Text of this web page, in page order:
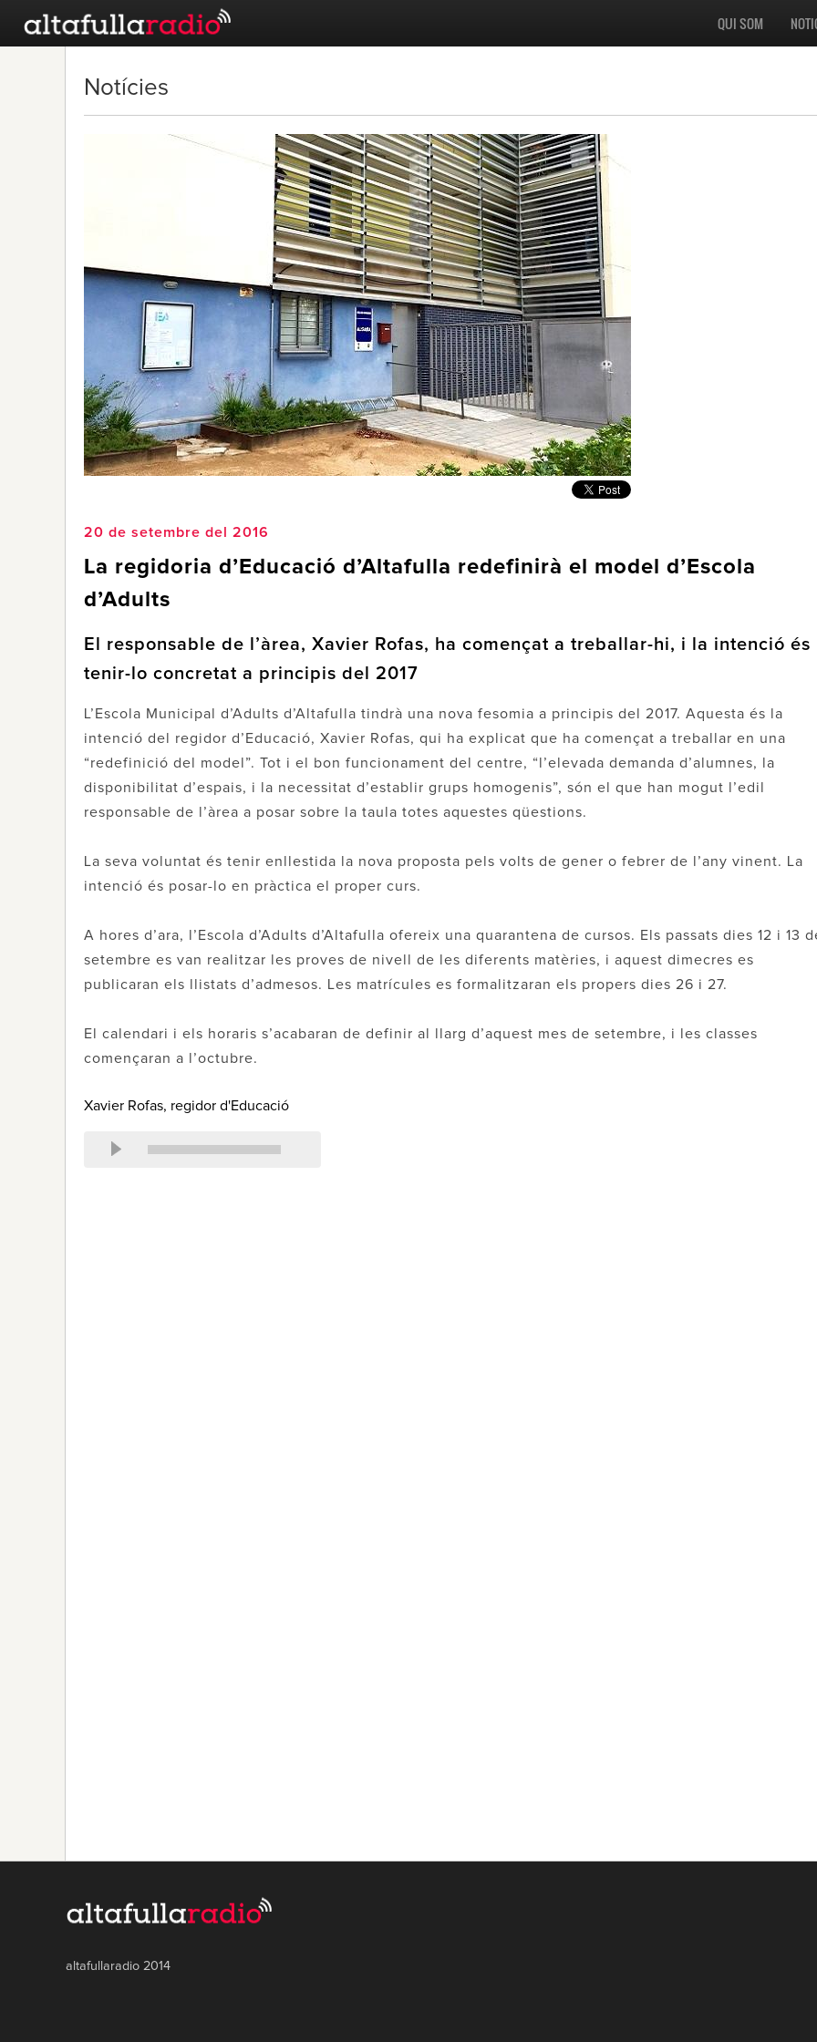
QUI SOM
Notícies
20 de setembre del 2016
La regidoria d’Educació d’Altafulla redefinirà el model d’Escola
d’Adults
El responsable de l’àrea, Xavier Rofas, ha començat a treballar-hi, i la intenció és
tenir-lo concretat a principis del 2017
L’Escola Municipal d’Adults d’Altafulla tindrà una nova fesomia a principis del 2017. Aquesta és la
intenció del regidor d’Educació, Xavier Rofas, qui ha explicat que ha començat a treballar en una
“redefinició del model”. Tot i el bon funcionament del centre, “l’elevada demanda d’alumnes, la
disponibilitat d’espais, i la necessitat d’establir grups homogenis”, són el que han mogut l’edil
responsable de l’àrea a posar sobre la taula totes aquestes qüestions.
La seva voluntat és tenir enllestida la nova proposta pels volts de gener o febrer de l’any vinent. La
intenció és posar-lo en pràctica el proper curs.
A hores d’ara, l’Escola d’Adults d’Altafulla ofereix una quarantena de cursos. Els passats dies 12 i 13
setembre es van realitzar les proves de nivell de les diferents matèries, i aquest dimecres es
publicaran els llistats d’admesos. Les matrícules es formalitzaran els propers dies 26 i 27.
El calendari i els horaris s’acabaran de definir al llarg d’aquest mes de setembre, i les classes
començaran a l’octubre.
Xavier Rofas, regidor d'Educació
altafullaradio 2014